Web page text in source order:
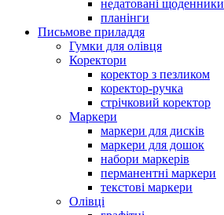
недатовані щоденники
планінги
Письмове приладдя
Гумки для олівця
Коректори
коректор з пезликом
коректор-ручка
стрічковий коректор
Маркери
маркери для дисків
маркери для дошок
набори маркерів
перманентні маркери
текстові маркери
Олівці